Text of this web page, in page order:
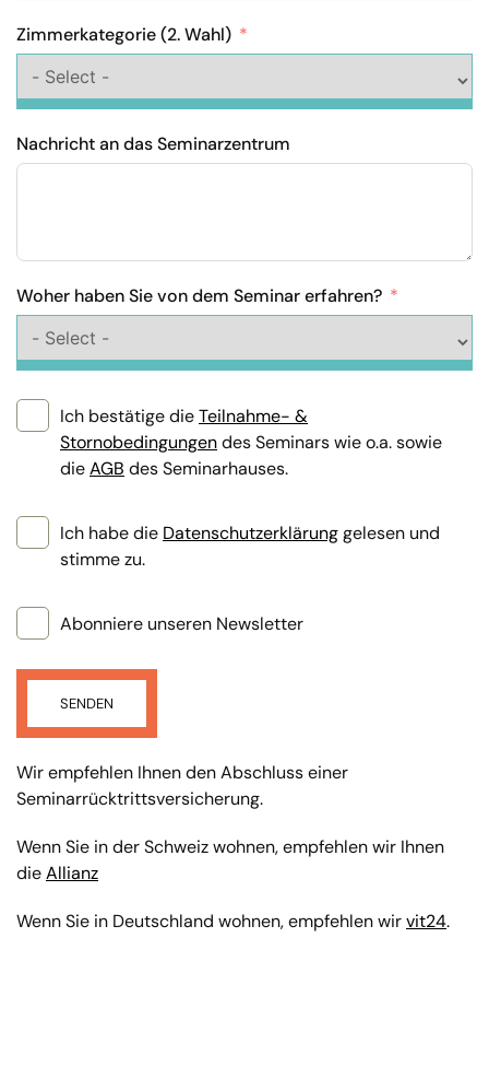
Zimmerkategorie (2. Wahl)
Nachricht an das Seminarzentrum
Woher haben Sie von dem Seminar erfahren?
Ich bestätige dieTeilnahme- &
Stornobedingungendes Seminars wie o.a. sowie
dieAGB des Seminarhauses.
Ich habe die Datenschutzerklärunggelesen und
stimme zu.
Abonniere unseren Newsletter
SENDEN
Wir empfehlen Ihnen den Abschluss einer
Seminarrücktrittsversicherung.
Wenn Sie in der Schweiz wohnen, empfehlen wir Ihnen
dieAllianz
Wenn Sie in Deutschland wohnen, empfehlen wirvit24.